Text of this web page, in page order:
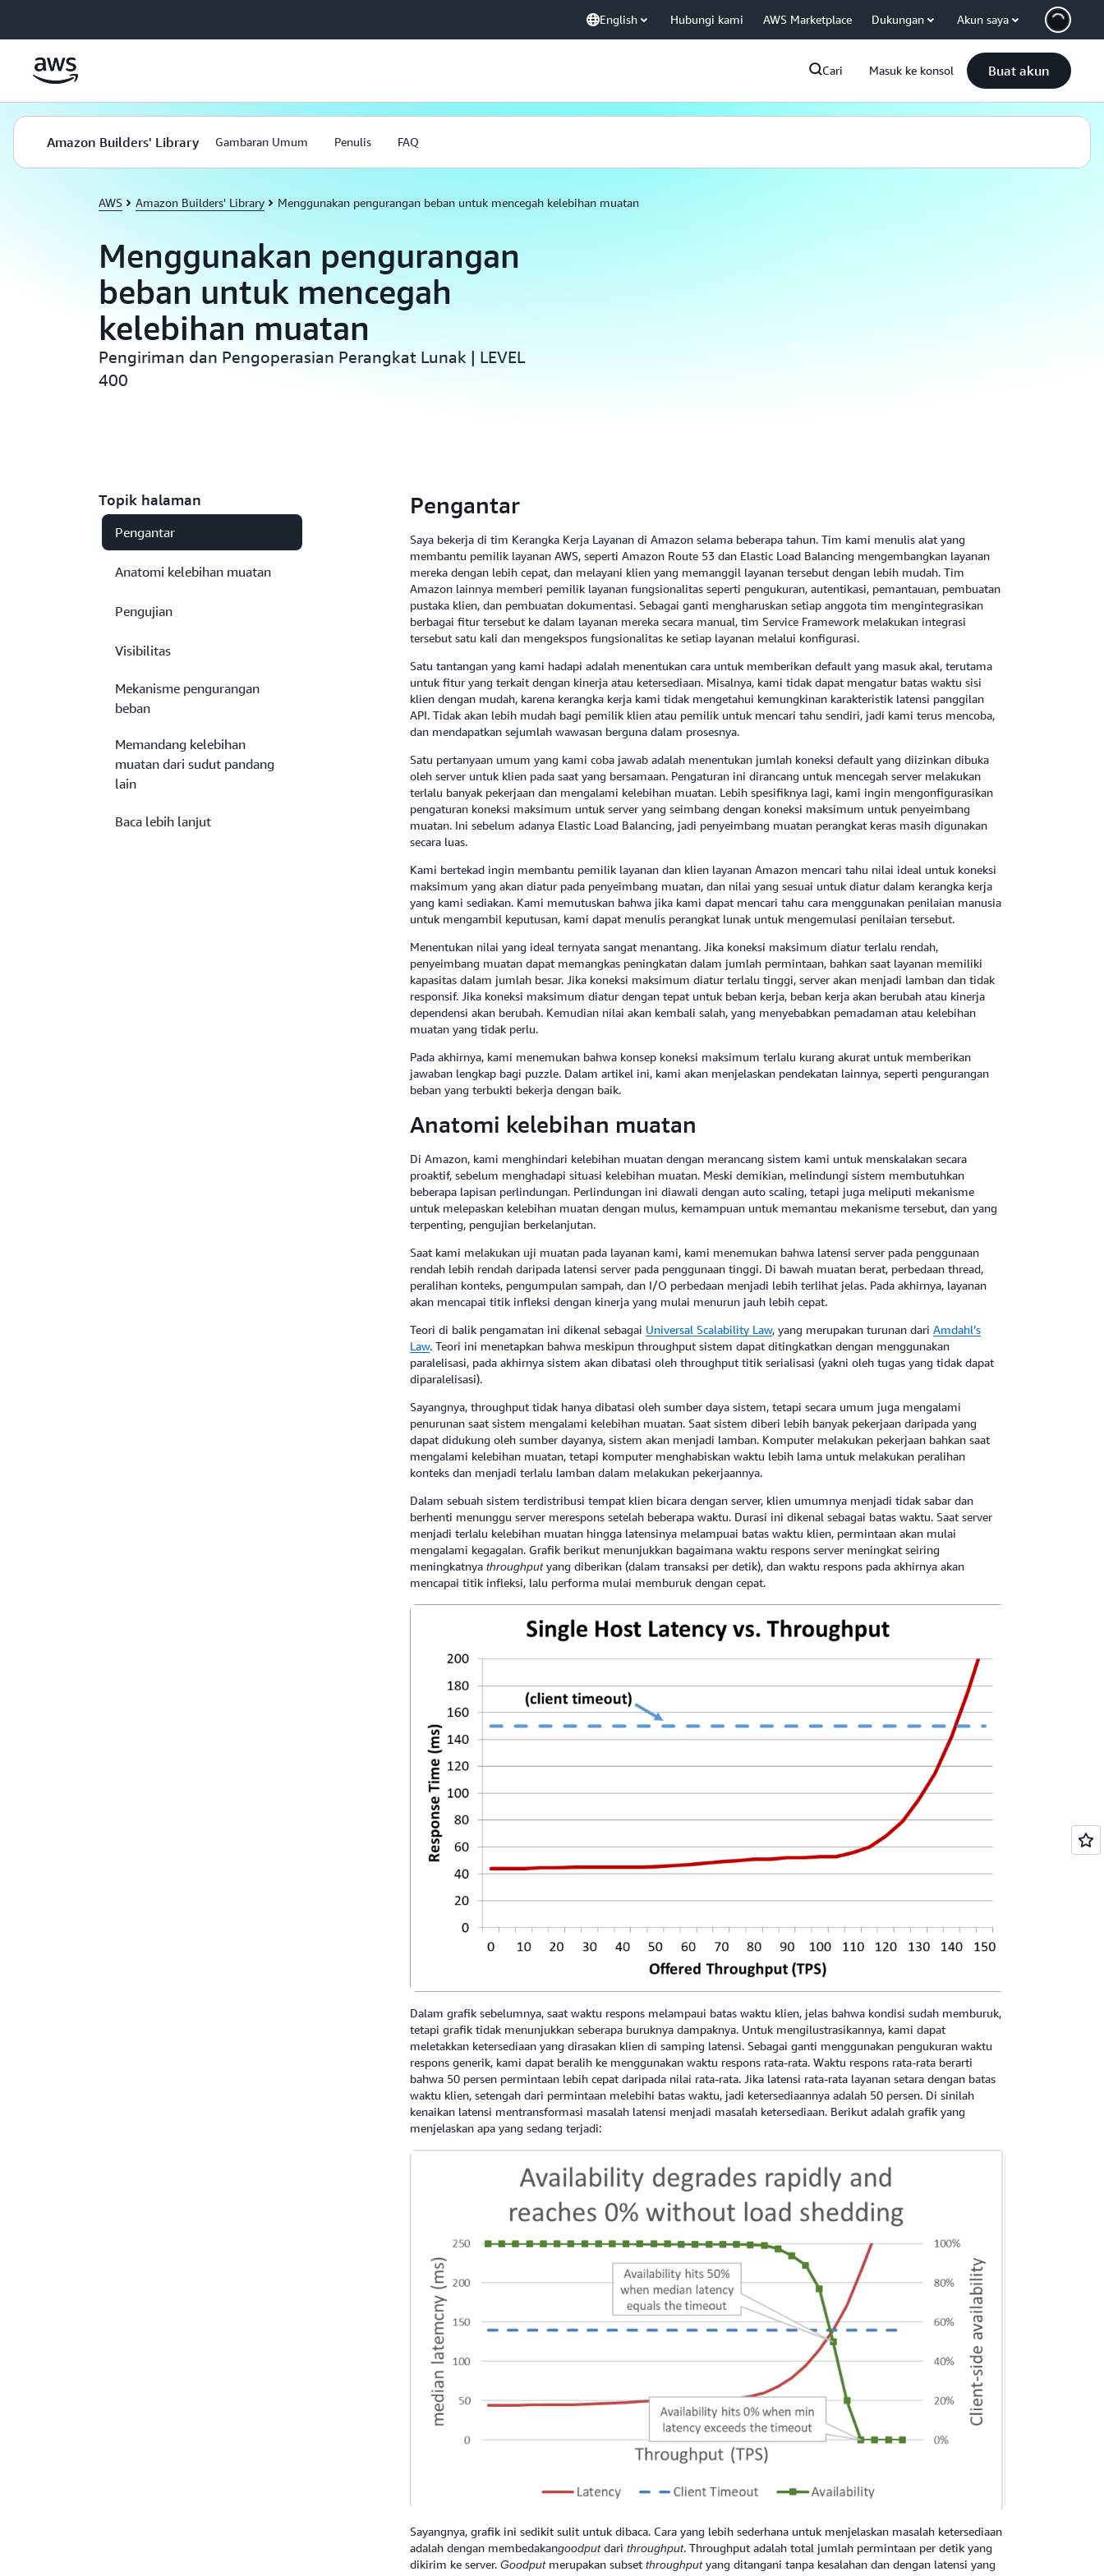
English Hubungi kami AWS Marketplace Dukungan Akun saya
Cari Masuk ke konsol Buat akun
Amazon Builders' Library Gambaran Umum Penulis FAQ
AWS Amazon Builders' Library Menggunakan pengurangan beban untuk mencegah kelebihan muatan
Menggunakan pengurangan
beban untuk mencegah
kelebihan muatan
Pengiriman dan Pengoperasian Perangkat Lunak | LEVEL
400
Topik halaman
Pengantar
Anatomi kelebihan muatan
Pengujian
Visibilitas
Mekanisme pengurangan
beban
Memandang kelebihan
muatan dari sudut pandang
lain
Baca lebih lanjut
Pengantar
Saya bekerja di tim Kerangka Kerja Layanan di Amazon selama beberapa tahun. Tim kami menulis alat yang
membantu pemilik layanan AWS, seperti Amazon Route 53 dan Elastic Load Balancing mengembangkan layanan
mereka dengan lebih cepat, dan melayani klien yang memanggil layanan tersebut dengan lebih mudah. Tim
Amazon lainnya memberi pemilik layanan fungsionalitas seperti pengukuran, autentikasi, pemantauan, pembuatan
pustaka klien, dan pembuatan dokumentasi. Sebagai ganti mengharuskan setiap anggota tim mengintegrasikan
berbagai fitur tersebut ke dalam layanan mereka secara manual, tim Service Framework melakukan integrasi
tersebut satu kali dan mengekspos fungsionalitas ke setiap layanan melalui konfigurasi.
Satu tantangan yang kami hadapi adalah menentukan cara untuk memberikan default yang masuk akal, terutama
untuk fitur yang terkait dengan kinerja atau ketersediaan. Misalnya, kami tidak dapat mengatur batas waktu sisi
klien dengan mudah, karena kerangka kerja kami tidak mengetahui kemungkinan karakteristik latensi panggilan
API. Tidak akan lebih mudah bagi pemilik klien atau pemilik untuk mencari tahu sendiri, jadi kami terus mencoba,
dan mendapatkan sejumlah wawasan berguna dalam prosesnya.
Satu pertanyaan umum yang kami coba jawab adalah menentukan jumlah koneksi default yang diizinkan dibuka
oleh server untuk klien pada saat yang bersamaan. Pengaturan ini dirancang untuk mencegah server melakukan
terlalu banyak pekerjaan dan mengalami kelebihan muatan. Lebih spesifiknya lagi, kami ingin mengonfigurasikan
pengaturan koneksi maksimum untuk server yang seimbang dengan koneksi maksimum untuk penyeimbang
muatan. Ini sebelum adanya Elastic Load Balancing, jadi penyeimbang muatan perangkat keras masih digunakan
secara luas.
Kami bertekad ingin membantu pemilik layanan dan klien layanan Amazon mencari tahu nilai ideal untuk koneksi
maksimum yang akan diatur pada penyeimbang muatan, dan nilai yang sesuai untuk diatur dalam kerangka kerja
yang kami sediakan. Kami memutuskan bahwa jika kami dapat mencari tahu cara menggunakan penilaian manusia
untuk mengambil keputusan, kami dapat menulis perangkat lunak untuk mengemulasi penilaian tersebut.
Menentukan nilai yang ideal ternyata sangat menantang. Jika koneksi maksimum diatur terlalu rendah,
penyeimbang muatan dapat memangkas peningkatan dalam jumlah permintaan, bahkan saat layanan memiliki
kapasitas dalam jumlah besar. Jika koneksi maksimum diatur terlalu tinggi, server akan menjadi lamban dan tidak
responsif. Jika koneksi maksimum diatur dengan tepat untuk beban kerja, beban kerja akan berubah atau kinerja
dependensi akan berubah. Kemudian nilai akan kembali salah, yang menyebabkan pemadaman atau kelebihan
muatan yang tidak perlu.
Pada akhirnya, kami menemukan bahwa konsep koneksi maksimum terlalu kurang akurat untuk memberikan
jawaban lengkap bagi puzzle. Dalam artikel ini, kami akan menjelaskan pendekatan lainnya, seperti pengurangan
beban yang terbukti bekerja dengan baik.
Anatomi kelebihan muatan
Di Amazon, kami menghindari kelebihan muatan dengan merancang sistem kami untuk menskalakan secara
proaktif, sebelum menghadapi situasi kelebihan muatan. Meski demikian, melindungi sistem membutuhkan
beberapa lapisan perlindungan. Perlindungan ini diawali dengan auto scaling, tetapi juga meliputi mekanisme
untuk melepaskan kelebihan muatan dengan mulus, kemampuan untuk memantau mekanisme tersebut, dan yang
terpenting, pengujian berkelanjutan.
Saat kami melakukan uji muatan pada layanan kami, kami menemukan bahwa latensi server pada penggunaan
rendah lebih rendah daripada latensi server pada penggunaan tinggi. Di bawah muatan berat, perbedaan thread,
peralihan konteks, pengumpulan sampah, dan I/O perbedaan menjadi lebih terlihat jelas. Pada akhirnya, layanan
akan mencapai titik infleksi dengan kinerja yang mulai menurun jauh lebih cepat.
Teori di balik pengamatan ini dikenal sebagai Universal Scalability Law, yang merupakan turunan dari Amdahl’s
Law. Teori ini menetapkan bahwa meskipun throughput sistem dapat ditingkatkan dengan menggunakan
paralelisasi, pada akhirnya sistem akan dibatasi oleh throughput titik serialisasi (yakni oleh tugas yang tidak dapat
diparalelisasi).
Sayangnya, throughput tidak hanya dibatasi oleh sumber daya sistem, tetapi secara umum juga mengalami
penurunan saat sistem mengalami kelebihan muatan. Saat sistem diberi lebih banyak pekerjaan daripada yang
dapat didukung oleh sumber dayanya, sistem akan menjadi lamban. Komputer melakukan pekerjaan bahkan saat
mengalami kelebihan muatan, tetapi komputer menghabiskan waktu lebih lama untuk melakukan peralihan
konteks dan menjadi terlalu lamban dalam melakukan pekerjaannya.
Dalam sebuah sistem terdistribusi tempat klien bicara dengan server, klien umumnya menjadi tidak sabar dan
berhenti menunggu server merespons setelah beberapa waktu. Durasi ini dikenal sebagai batas waktu. Saat server
menjadi terlalu kelebihan muatan hingga latensinya melampuai batas waktu klien, permintaan akan mulai
mengalami kegagalan. Grafik berikut menunjukkan bagaimana waktu respons server meningkat seiring
meningkatnya throughputyang diberikan (dalam transaksi per detik), dan waktu respons pada akhirnya akan
mencapai titik infleksi, lalu performa mulai memburuk dengan cepat.
Dalam grafik sebelumnya, saat waktu respons melampaui batas waktu klien, jelas bahwa kondisi sudah memburuk,
tetapi grafik tidak menunjukkan seberapa buruknya dampaknya. Untuk mengilustrasikannya, kami dapat
meletakkan ketersediaan yang dirasakan klien di samping latensi. Sebagai ganti menggunakan pengukuran waktu
respons generik, kami dapat beralih ke menggunakan waktu respons rata-rata. Waktu respons rata-rata berarti
bahwa 50 persen permintaan lebih cepat daripada nilai rata-rata. Jika latensi rata-rata layanan setara dengan batas
waktu klien, setengah dari permintaan melebihi batas waktu, jadi ketersediaannya adalah 50 persen. Di sinilah
kenaikan latensi mentransformasi masalah latensi menjadi masalah ketersediaan. Berikut adalah grafik yang
menjelaskan apa yang sedang terjadi:
Sayangnya, grafik ini sedikit sulit untuk dibaca. Cara yang lebih sederhana untuk menjelaskan masalah ketersediaan
adalah dengan membedakangoodputdari throughput. Throughput adalah total jumlah permintaan per detik yang
dikirim ke server. Goodput merupakan subset throughputyang ditangani tanpa kesalahan dan dengan latensi yang